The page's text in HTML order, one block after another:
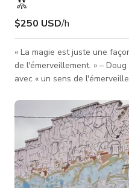
$250 USD/h
« La magie est juste une
de l'émerveillement. » – Doug Henning Et un
avec « un sens de
cherchent un décor, une
pour les inspirer. Notre studio est situé au cœur du charmant
Inman Park, premier
escapade victorienne au